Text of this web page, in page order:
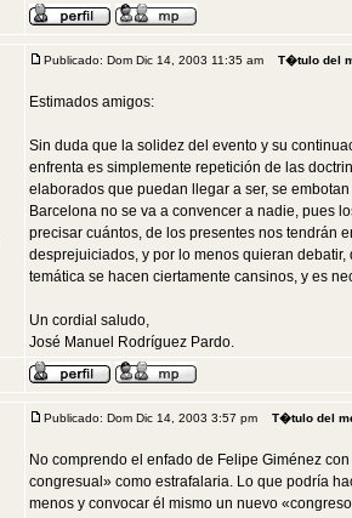
Publicado: Dom Dic 14, 2003 11:35 am T�tulo del
Estimados amigos:
Sin duda que la solidez del evento y su
enfrenta es simplemente repetición de las
elaborados que puedan llegar a ser, se
Barcelona no se va a convencer a nadie, pues
precisar cuántos, de los presentes nos tendrán
desprejuiciados, y por lo menos quieran
temática se hacen ciertamente cansinos, y es
Un cordial saludo,
José Manuel Rodríguez Pardo.
Publicado: Dom Dic 14, 2003 3:57 pm T�tulo del
No comprendo el enfado de Felipe Giménez
congresual» como estrafalaria. Lo que podría
menos y convocar él mismo un nuevo